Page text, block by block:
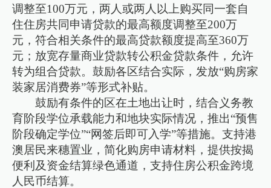
调整至100万元，两人或两人以上购买同一套自
住住房共同申请贷款的最高额度调整至200万
元，符合相关条件的最高贷款额度提高至360万
元；放宽存量商业贷款转公积金贷款条件，允许
转为组合贷款。鼓励各区结合实际，发放“购房家
装家居消费券”等形式补贴。
鼓励有条件的区在土地出让时，结合义务教
育阶段学位承载能力和地块实际情况，推出“预售
阶段确定学位”“网签后即可入学”等措施。支持港
澳居民来穗置业，简化购房申请材料，提供按揭
便利及资金结算绿色通道，支持住房公积金跨境
人民币结算。